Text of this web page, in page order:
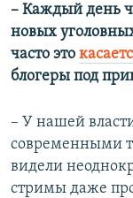
– Каждый день
новых
часто это
блогеры под
– У нашей
современными
видели
стримы даже